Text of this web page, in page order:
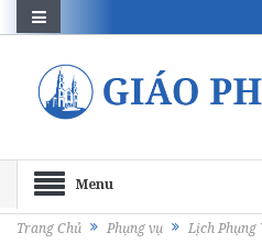
Menu
Trang Chủ Phụng vụ Lịch Phụng